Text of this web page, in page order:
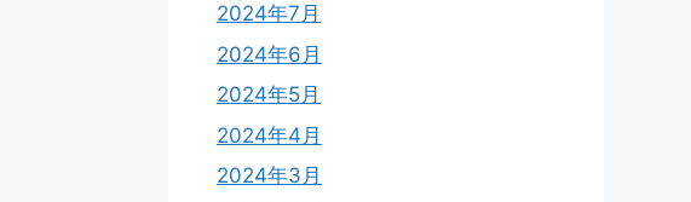
2024年7月
2024年6月
2024年5月
2024年4月
2024年3月